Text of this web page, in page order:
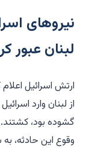
نیروهای
لبنان عبور
ارتش اسرائیل
از لبنان وارد
گشوده بود،
وقوع این حادثه،